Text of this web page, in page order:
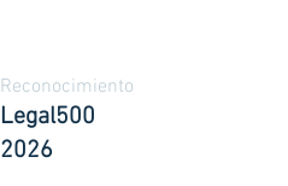
Reconocimiento
Legal500
2026